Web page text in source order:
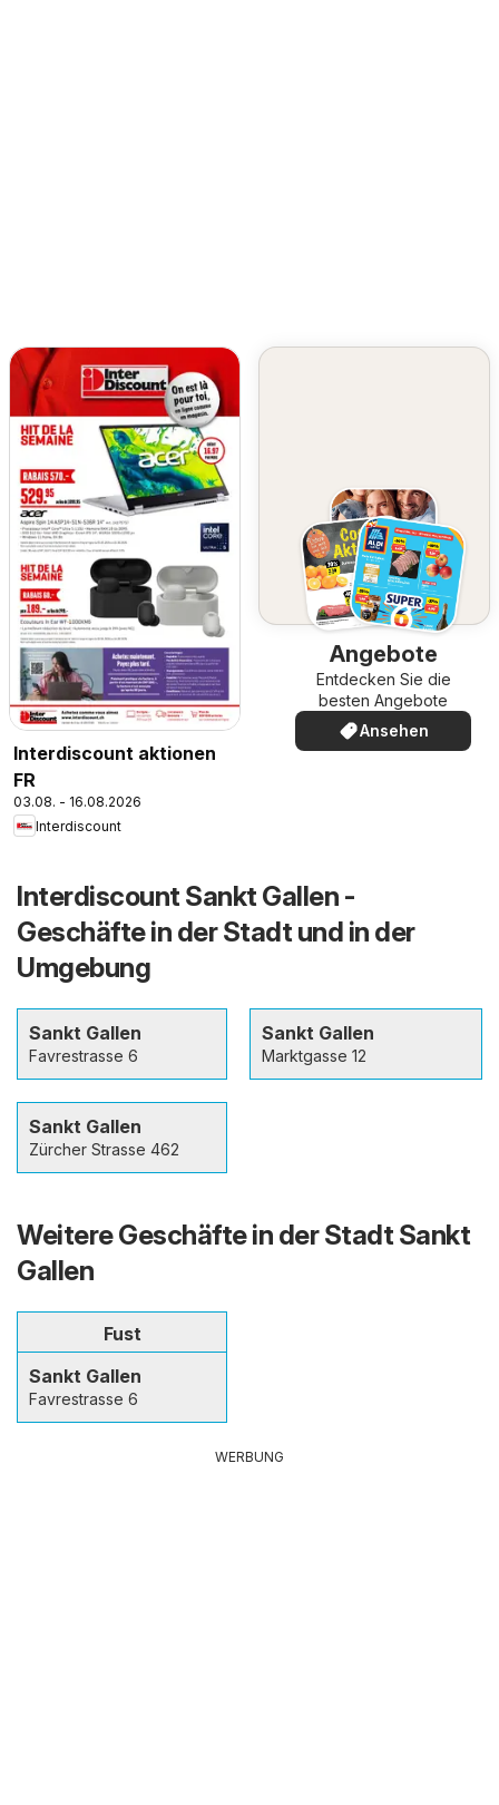
Interdiscount aktionen
FR
03.08. - 16.08.2026
Interdiscount
Angebote
Entdecken Sie die
besten Angebote
Ansehen
Interdiscount Sankt Gallen -
Geschäfte in der Stadt und in der
Umgebung
Sankt Gallen
Favrestrasse 6
Sankt Gallen
Marktgasse 12
Sankt Gallen
Zürcher Strasse 462
Weitere Geschäfte in der Stadt Sankt
Gallen
Fust
Sankt Gallen
Favrestrasse 6
WERBUNG